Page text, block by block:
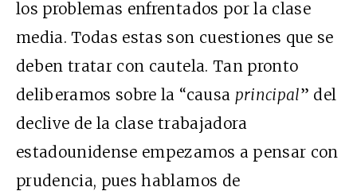
los problemas enfrentados por la clase
media. Todas estas son cuestiones que se
deben tratar con cautela. Tan pronto
deliberamos sobre la “causa principal” del
declive de la clase trabajadora
estadounidense empezamos a pensar con
prudencia, pues hablamos de